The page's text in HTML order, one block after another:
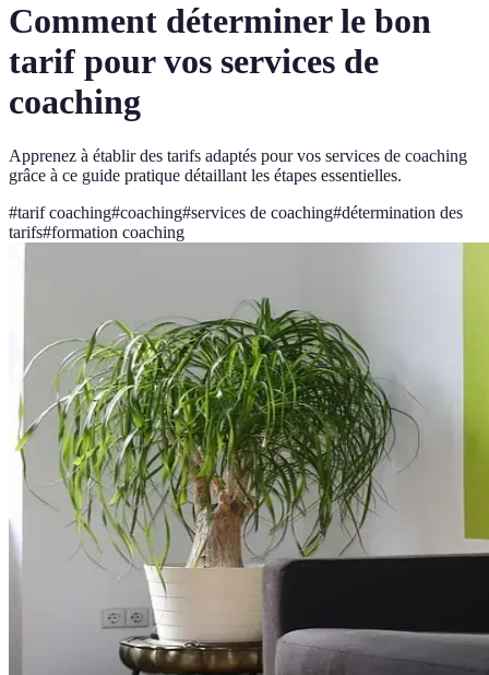
Comment déterminer le bon
tarif pour vos services de
coaching
Apprenez à établir des tarifs adaptés pour vos services de coaching
grâce à ce guide pratique détaillant les étapes essentielles.
#tarif coaching#coaching#services de coaching#détermination des
tarifs#formation coaching